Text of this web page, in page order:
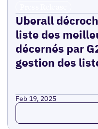
Uberall
liste des
décernés par
gestion des
Feb 19, 2025
Read more